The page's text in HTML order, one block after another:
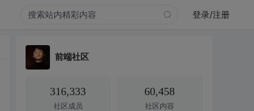
登录/注册
前端社区
316,333
社区成员
60,458
社区内容